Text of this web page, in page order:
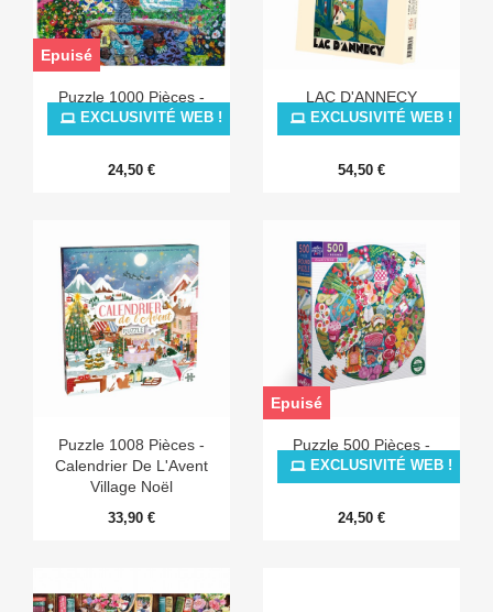
Puzzle 1000 Pièces -
Garden Party
24,50 €
EXCLUSIVITÉ WEB !
Epuisé
LAC D'ANNECY
54,50 €
EXCLUSIVITÉ WEB !
Puzzle 1008 Pièces -
Calendrier De L'Avent
Village Noël
33,90 €
Puzzle 500 Pièces -
Charcuterie
24,50 €
EXCLUSIVITÉ WEB !
Epuisé